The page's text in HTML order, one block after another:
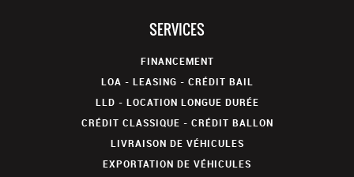
SERVICES
FINANCEMENT
LOA - LEASING - CRÉDIT BAIL
LLD - LOCATION LONGUE DURÉE
CRÉDIT CLASSIQUE - CRÉDIT BALLON
LIVRAISON DE VÉHICULES
EXPORTATION DE VÉHICULES